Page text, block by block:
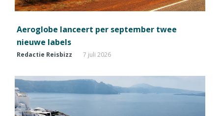
Aeroglobe lanceert per september twee
nieuwe labels
Redactie Reisbizz 7 juli 2026